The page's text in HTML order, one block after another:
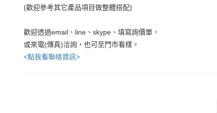
(歡迎參考其它產品項目做整體搭配)
歡迎透過email、line、skype、填寫詢價單，
或來電(傳真)洽詢，也可至門市看樣。
<點我看聯絡資訊>